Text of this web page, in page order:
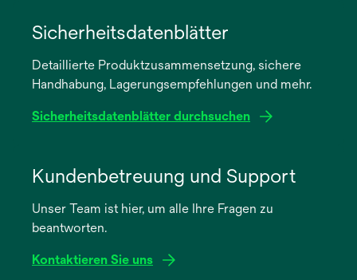
neuen
Registerkarte
Sicherheitsdatenblätter
Detaillierte Produktzusammensetzung, sichere
Handhabung, Lagerungsempfehlungen und mehr.
Sicherheitsdatenblätter durchsuchen
neuen
Registerkarte
Kundenbetreuung und Support
Unser Team ist hier, um alle Ihre Fragen zu
beantworten.
Kontaktieren Sie uns